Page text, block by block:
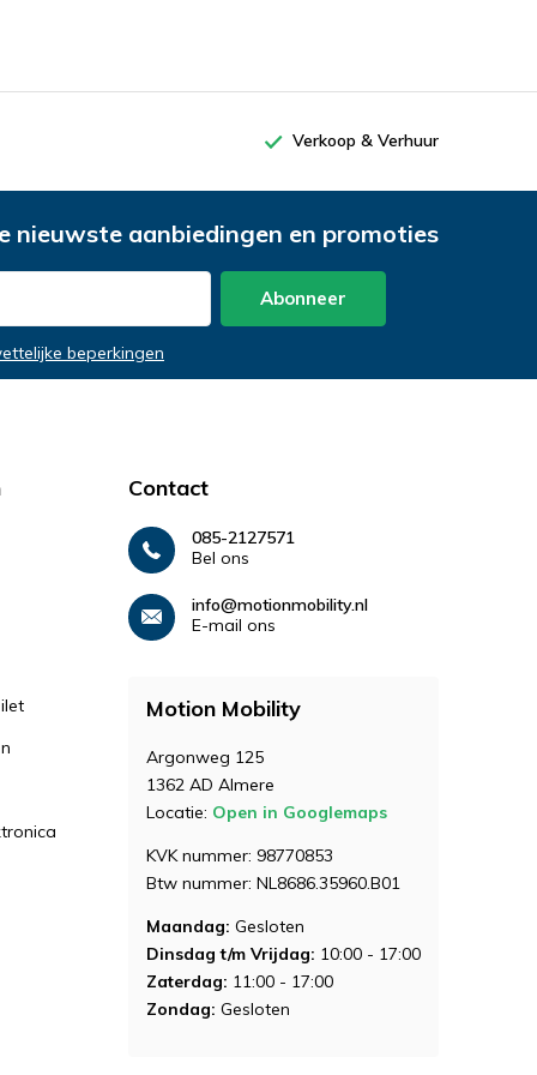
Verkoop & Verhuur
nieuwste aanbiedingen en promoties
Abonneer
beperkingen
Contact
085-2127571
Bel ons
info@motionmobility.nl
E-mail ons
Motion Mobility
Argonweg 125
1362 AD Almere
Locatie: Open in Googlemaps
KVK nummer: 98770853
Btw nummer: NL8686.35960.B01
Maandag: Gesloten
Dinsdag t/m Vrijdag: 10:00 - 17:00
Zaterdag: 11:00 - 17:00
Zondag: Gesloten